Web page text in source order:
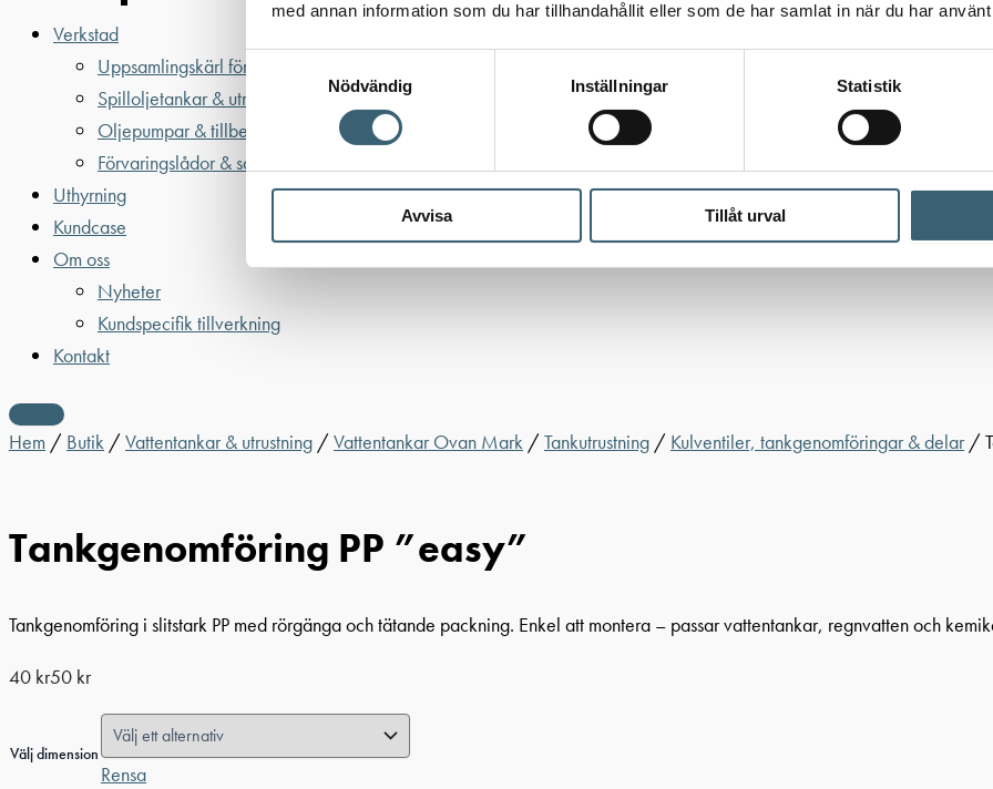
med annan information som du har tillhandahållit eller som de har samlat in när du har
Samtyckesval
Nödvändig
Inställningar Statistik
Avvisa Tillåt urval
Verkstad
Uppsamlingskärl för fat & IBC
Spilloljetankar & utrustning
Oljepumpar & tillbehör
Förvaringslådor & sandlådor
Uthyrning
Kundcase
Om oss
Nyheter
Kundspecifik tillverkning
Kontakt
Hem / Butik /Vattentankar & utrustning /Vattentankar Ovan Mark /Tankutrustning / Kulventiler, tankgenomföringar & delar/
Tankgenomföring PP ”easy”
Tankgenomföring i slitstark PP med rörgänga och tätande packning. Enkel att montera – passar vattentankar, regnvatten och
40 kr50 kr
Välj dimension
Rensa